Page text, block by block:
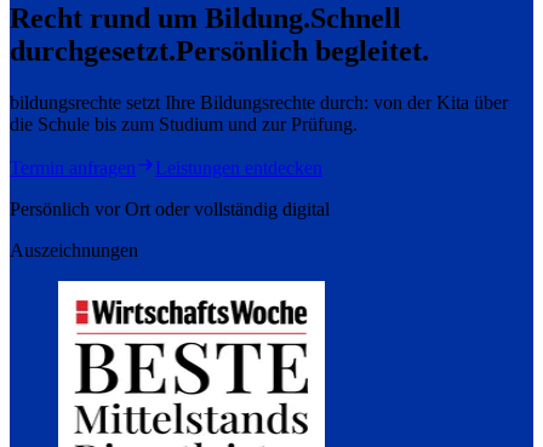
Recht rund um Bildung.Schnell
durchgesetzt.Persönlich begleitet.
bildungsrechte setzt Ihre Bildungsrechte durch: von der Kita über
die Schule bis zum Studium und zur Prüfung.
Termin anfragen
Leistungen entdecken
Persönlich vor Ort oder vollständig digital
Auszeichnungen